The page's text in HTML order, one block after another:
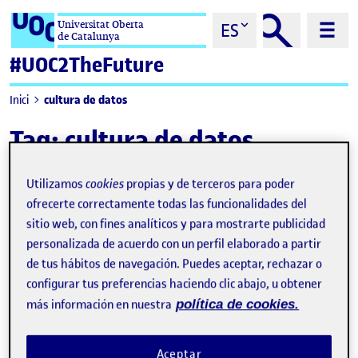
Saltar al contenidoUniversitat Oberta
de Catalunya
ES
#UOC2TheFuture
Inici cultura de datos
Tag:cultura de datos
Utilizamoscookies propias y de terceros para poder
ofrecerte correctamente todas las funcionalidades del
sitio web, con fines analíticos y para mostrarte publicidad
personalizada de acuerdo con un perfil elaborado a partir
de tus hábitos de navegación. Puedes aceptar, rechazar o
configurar tus preferencias haciendo clic abajo, u obtener
más información en nuestra política de cookies.
Aceptar